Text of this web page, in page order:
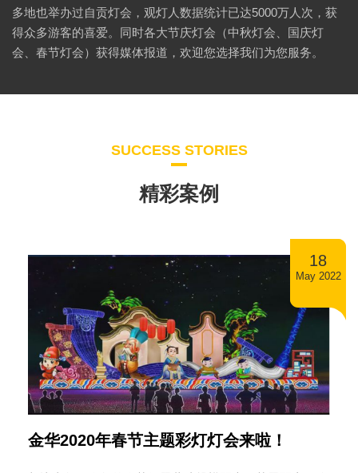
多地也举办过自贡灯会，观灯人数据统计已达5000万人次，获
得众多游客的喜爱。同时各大节庆灯会（中秋灯会、国庆灯
会、春节灯会）获得媒体报道，欢迎您选择我们为您服务。
SUCCESS STORIES
精彩案例
18
May 2022
金华2020年春节主题彩灯灯会来啦！